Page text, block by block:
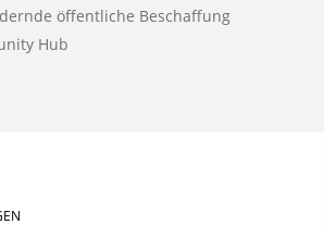
öffentliche Beschaffung
Hub